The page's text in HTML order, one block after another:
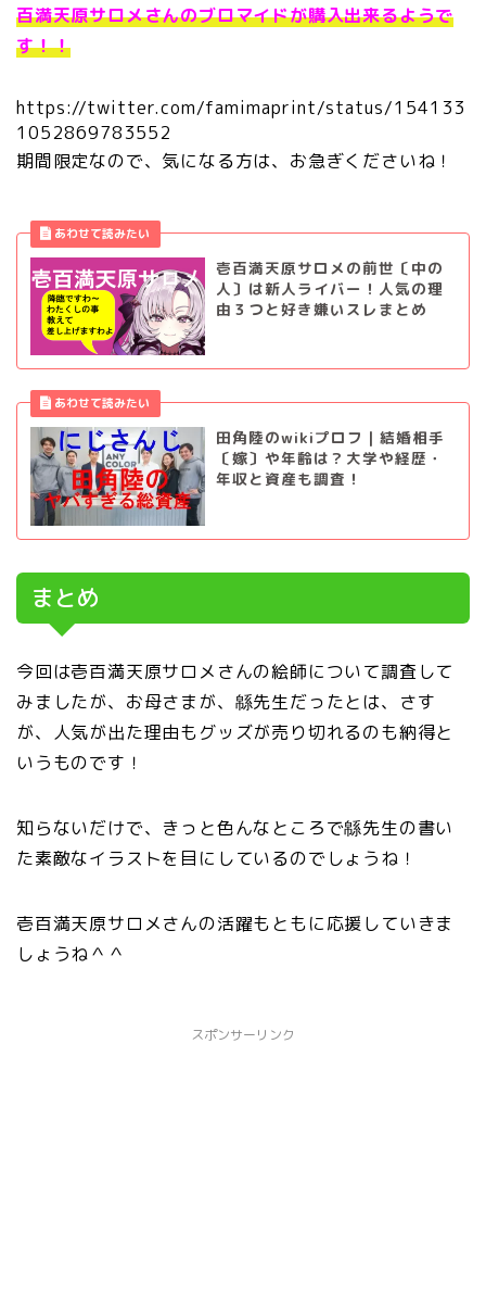
百満天原サロメさんのブロマイドが購入出来るようで
す！！
https://twitter.com/famimaprint/status/154133
1052869783552
期間限定なので、気になる方は、お急ぎくださいね！
壱百満天原サロメの前世〔中の
人〕は新人ライバー！人気の理
由３つと好き嫌いスレまとめ
田角陸のwikiプロフ｜結婚相手
〔嫁〕や年齢は？大学や経歴・
年収と資産も調査！
まとめ
今回は壱百満天原サロメさんの絵師について調査して
みましたが、お母さまが、緜先生だったとは、さす
が、人気が出た理由もグッズが売り切れるのも納得と
いうものです！
知らないだけで、きっと色んなところで緜先生の書い
た素敵なイラストを目にしているのでしょうね！
壱百満天原サロメさんの活躍もともに応援していきま
しょうね＾＾
スポンサーリンク